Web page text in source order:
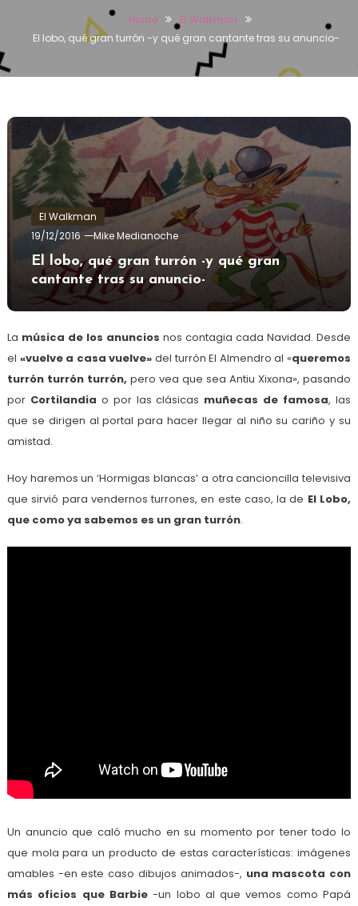
Home
El Walkman
El lobo, qué gran turrón -y qué gran cantante tras su anuncio-
El Walkman
19/12/2016
Mike Medianoche
El lobo, qué gran turrón -y qué gran
cantante tras su anuncio-
La música de los anuncios nos contagia cada Navidad. Desde
el «vuelve a casa vuelve» del turrón El Almendro al «queremos
turrón turrón turrón, pero vea que sea Antiu Xixona», pasando
por Cortilandia o por las clásicas muñecas de famosa, las
que se dirigen al portal para hacer llegar al niño su cariño y su
amistad.
Hoy haremos un ‘Hormigas blancas’ a otra cancioncilla televisiva
que sirvió para vendernos turrones, en este caso, la de El Lobo,
que como ya sabemos es un gran turrón.
Un anuncio que caló mucho en su momento por tener todo lo
que mola para un producto de estas características: imágenes
amables -en este caso dibujos animados-, una mascota con
más oficios que Barbie-un lobo al que vemos como Papá